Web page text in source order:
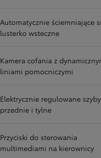
Automatycznie ściemniające
lusterko wsteczne
Kamera cofania z
liniami pomocniczymi
Elektrycznie regulowane szyby
przednie i tylne
Przyciski do sterowania
multimediami na kierownicy